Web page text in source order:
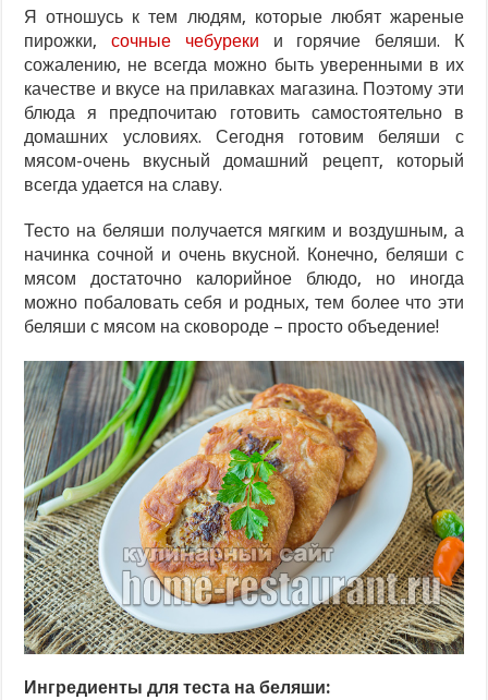
Я отношусь к тем людям, которые любят жареные
пирожки, сочные чебуреки и горячие беляши. К
сожалению, не всегда можно быть уверенными в их
качестве и вкусе на прилавках магазина. Поэтому эти
блюда я предпочитаю готовить самостоятельно в
домашних условиях. Сегодня готовим беляши с
мясом-очень вкусный домашний рецепт, который
всегда удается на славу.
Тесто на беляши получается мягким и воздушным, а
начинка сочной и очень вкусной. Конечно, беляши с
мясом достаточно калорийное блюдо, но иногда
можно побаловать себя и родных, тем более что эти
беляши с мясом на сковороде – просто объедение!
Ингредиенты для теста на беляши: